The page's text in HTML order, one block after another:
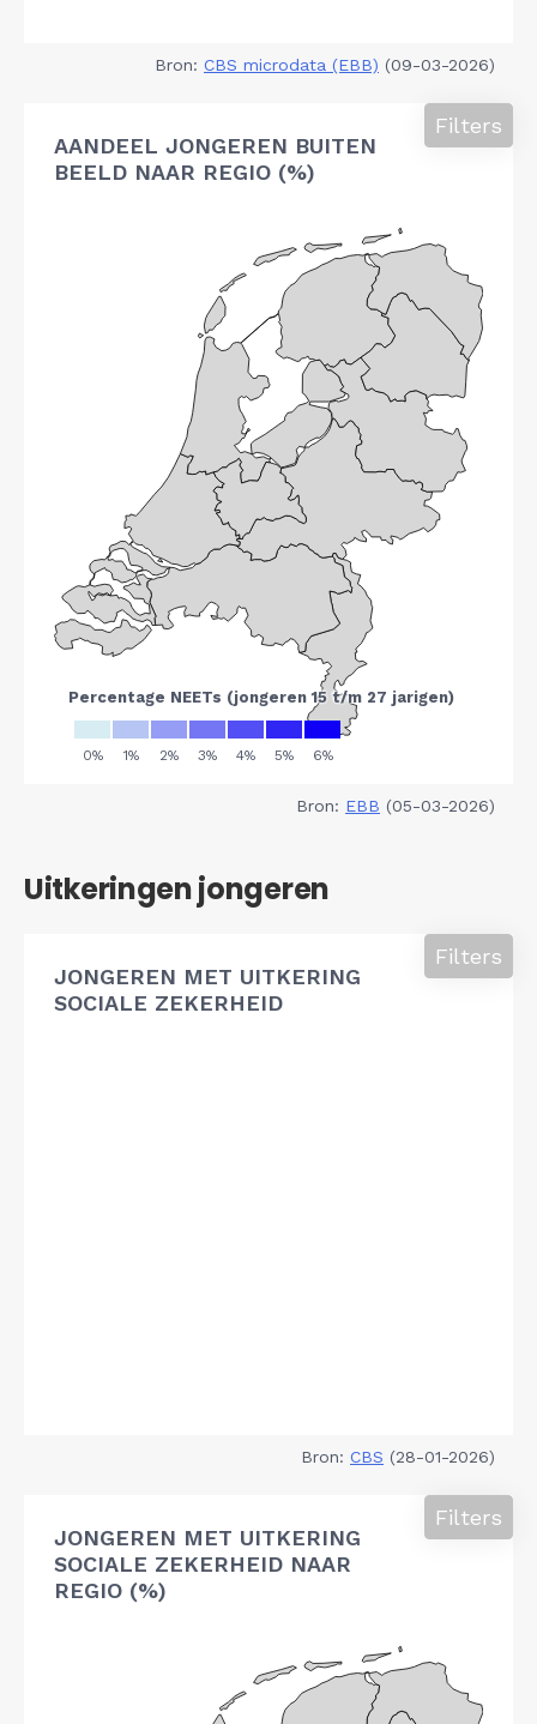
Bron: CBS microdata (EBB) (09-03-2026)
AANDEEL JONGEREN BUITEN
BEELD NAAR REGIO (%)
Filters
Bron: EBB (05-03-2026)
Uitkeringen jongeren
JONGEREN MET UITKERING
SOCIALE ZEKERHEID
Filters
Bron: CBS (28-01-2026)
JONGEREN MET UITKERING
SOCIALE ZEKERHEID NAAR
REGIO (%)
Filters